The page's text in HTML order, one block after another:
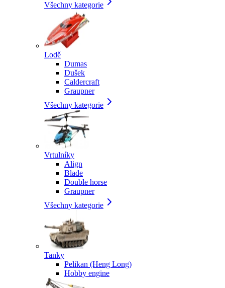
Všechny kategorie
Lodě
Dumas
Dušek
Caldercraft
Graupner
Všechny kategorie
Vrtulníky
Align
Blade
Double horse
Graupner
Všechny kategorie
Tanky
Pelikan (Heng Long)
Hobby engine